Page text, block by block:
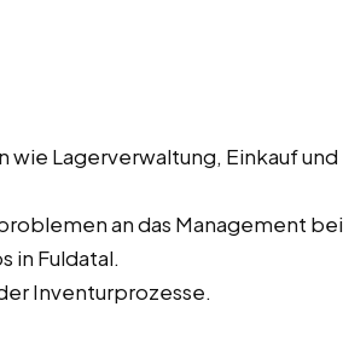
Lagerverwaltung, Einkauf und
an das Management bei
in Fuldatal.
Inventurprozesse.